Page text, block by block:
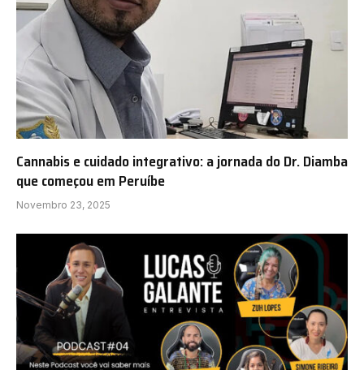
Cannabis e cuidado integrativo: a jornada do Dr. Diamba
que começou em Peruíbe
Novembro 23, 2025